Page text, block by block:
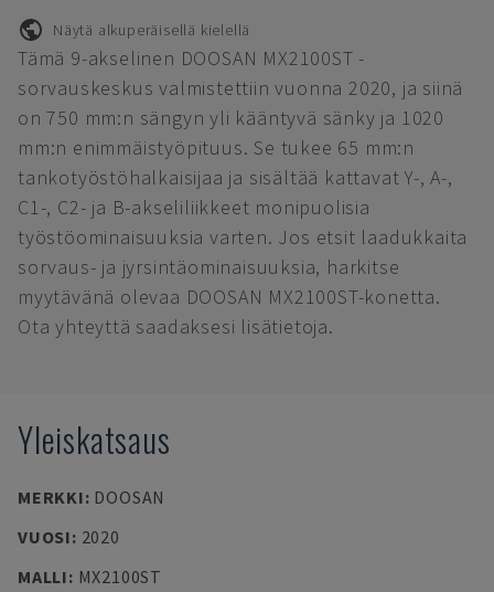
Näytä alkuperäisellä kielellä
Tämä 9-akselinen DOOSAN MX2100ST -
sorvauskeskus valmistettiin vuonna 2020, ja siinä
on 750 mm:n sängyn yli kääntyvä sänky ja 1020
mm:n enimmäistyöpituus. Se tukee 65 mm:n
tankotyöstöhalkaisijaa ja sisältää kattavat Y-, A-,
C1-, C2- ja B-akseliliikkeet monipuolisia
työstöominaisuuksia varten. Jos etsit laadukkaita
sorvaus- ja jyrsintäominaisuuksia, harkitse
myytävänä olevaa DOOSAN MX2100ST-konetta.
Ota yhteyttä saadaksesi lisätietoja.
Yleiskatsaus
MERKKI: DOOSAN
VUOSI: 2020
MALLI: MX2100ST